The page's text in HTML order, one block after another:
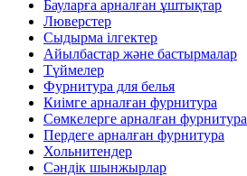
Бауларға арналған ұштықтар
Люверстер
Сыдырма ілгектер
Айылбастар және бастырмалар
Түймелер
Фурнитура для белья
Киімге арналған фурнитура
Сөмкелерге арналған фурнитура
Пердеге арналған фурнитура
Хольнитендер
Сәндік шынжырлар